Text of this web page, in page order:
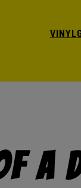
VINYL
A